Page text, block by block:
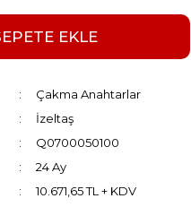
EKLE
Çakma Anahtarlar
İzeltaş
Q0700050100
24 Ay
10.671,65 TL + KDV